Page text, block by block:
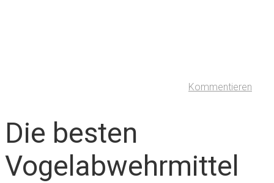
Kommentieren
Die besten
Vogelabwehrmittel